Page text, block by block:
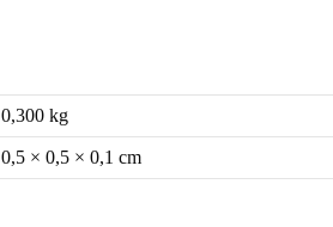
0,300 kg
0,5 × 0,5 × 0,1 cm